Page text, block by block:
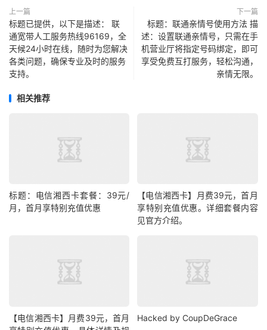
上一篇
标题已提供，以下是描述： 联
通宽带人工服务热线96169，全
天候24小时在线，随时为您解决
各类问题，确保专业及时的服务
支持。
下一篇
标题：联通亲情号使用方法 描
述：设置联通亲情号，只需在手
机营业厅将指定号码绑定，即可
享受免费互打服务，轻松沟通，
亲情无限。
相关推荐
标题：电信湘西卡套餐：39元/
月，首月享特别充值优惠
【电信湘西卡】月费39元，首月
享特别充值优惠。详细套餐内容
见官方介绍。
【电信湘西卡】月费39元，首月
Hacked by CoupDeGrace